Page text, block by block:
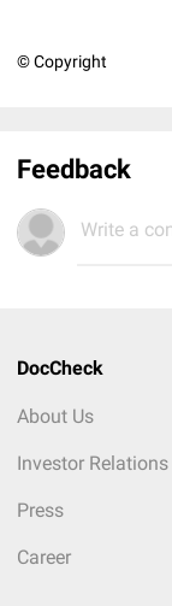
© Copyright
Feedback
Write a
DocCheck
About Us
Investor Relations
Press
Career